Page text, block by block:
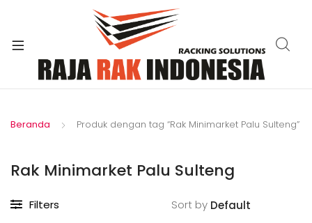
Beranda Produk dengan tag “Rak Minimarket Palu Sulteng”
Rak Minimarket Palu Sulteng
Filters Sort by